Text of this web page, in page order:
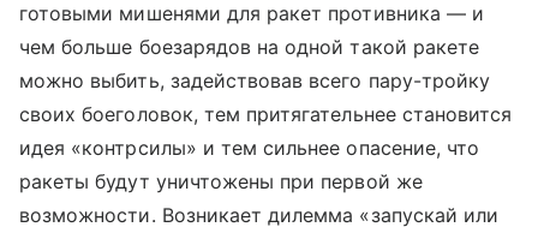
готовыми мишенями для ракет противника — и
чем больше боезарядов на одной такой ракете
можно выбить, задействовав всего пару-тройку
своих боеголовок, тем притягательнее становится
идея «контрсилы» и тем сильнее опасение, что
ракеты будут уничтожены при первой же
возможности. Возникает дилемма «запускай или